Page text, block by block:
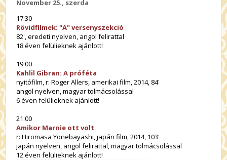
November 25., szerda
17:30
Rövidfilmek: "A" versenyszekció
82', eredeti nyelven, angol felirattal
18 éven felülieknek ajánlott!
19:00
Kahlil Gibran: A próféta
nyitófilm, r: Roger Allers, amerikai film, 2014, 84'
angol nyelven, magyar tolmácsolással
6 éven felülieknek ajánlott!
21:00
Amikor Marnie ott volt
r: Hiromasa Yonebayashi, japán film, 2014, 103'
japán nyelven, angol felirattal, magyar tolmácsolással
12 éven felülieknek ajánlott!